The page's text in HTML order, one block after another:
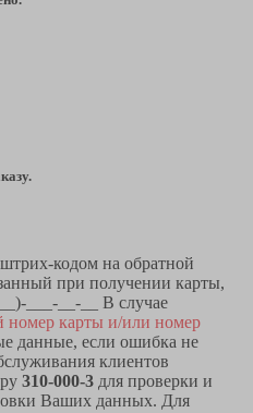
кодом на обратной
при получении карты,
___-__-__ В случае
номер карты и/или номер
данные, если ошибка не
клиентов
310-000-3 для проверки и
Ваших данных. Для